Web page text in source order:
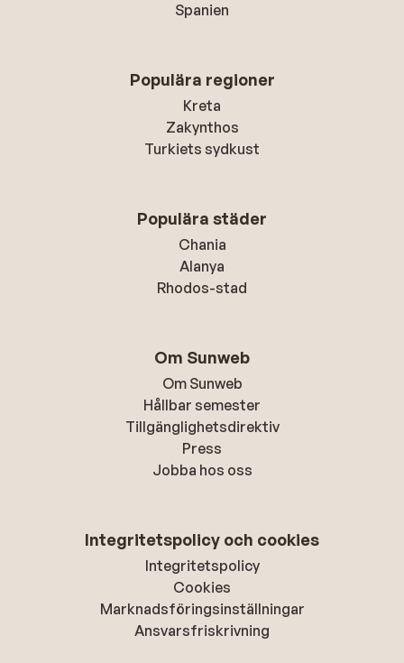
Spanien
Populära regioner
Kreta
Zakynthos
Turkiets sydkust
Populära städer
Chania
Alanya
Rhodos-stad
Om Sunweb
Om Sunweb
Hållbar semester
Tillgänglighetsdirektiv
Press
Jobba hos oss
Integritetspolicy och cookies
Integritetspolicy
Cookies
Marknadsföringsinställningar
Ansvarsfriskrivning